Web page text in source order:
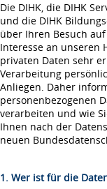
Die DIHK, die DIHK
und die DIHK
über Ihren Besuch
Interesse an unseren
privaten Daten sehr
Verarbeitung
Anliegen. Daher
personenbezogenen
verarbeiten und wie
Ihnen nach der
neuen
1. Wer ist für die